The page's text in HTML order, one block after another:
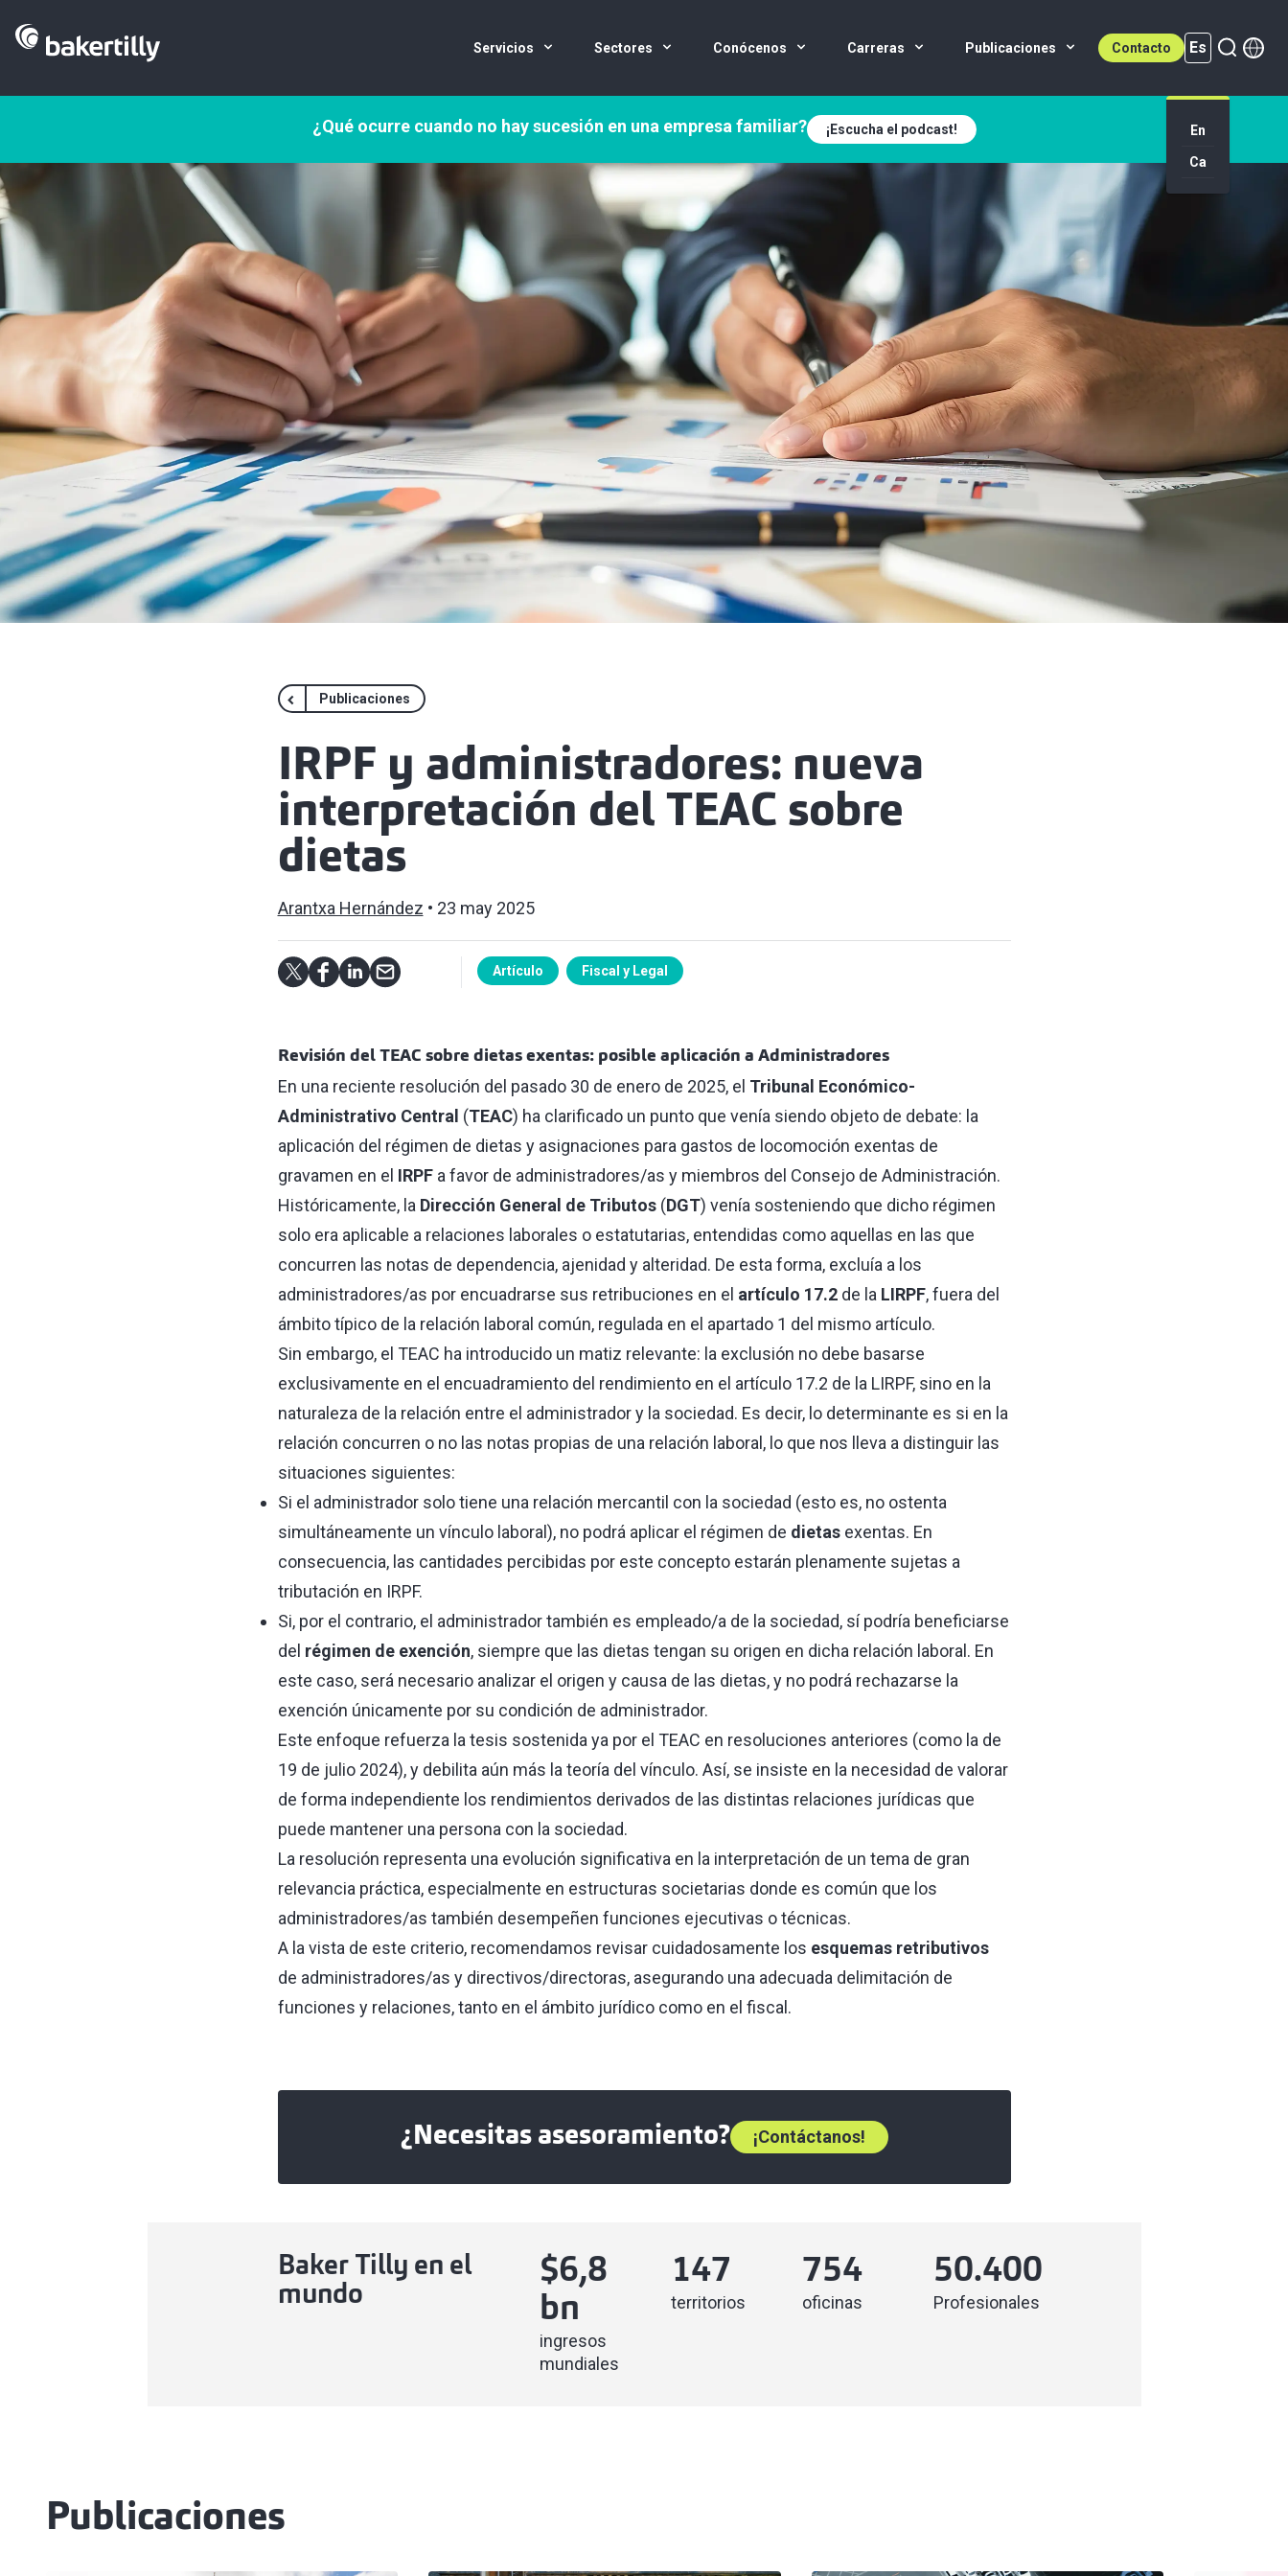
Servicios Sectores Conócenos Carreras Publicaciones Contacto Es
Es (active)
En
Ca
¿Qué ocurre cuando no hay sucesión en una empresa familiar? ¡Escucha el podcast!
Publicaciones
IRPF y administradores: nueva
interpretación del TEAC sobre
dietas
Arantxa Hernández 23 may 2025
Artículo Fiscal y Legal
Revisión del TEAC sobre dietas exentas: posible aplicación a Administradores
En una reciente resolución del pasado 30 de enero de 2025, el Tribunal Económico-
Administrativo Central (TEAC) ha clarificado un punto que venía siendo objeto de debate: la
aplicación del régimen de dietas y asignaciones para gastos de locomoción exentas de
gravamen en el IRPF a favor de administradores/as y miembros del Consejo de Administración.
Históricamente, la Dirección General de Tributos(DGT) venía sosteniendo que dicho régimen
solo era aplicable a relaciones laborales o estatutarias, entendidas como aquellas en las que
concurren las notas de dependencia, ajenidad y alteridad. De esta forma, excluía a los
administradores/as por encuadrarse sus retribuciones en el artículo 17.2de la LIRPF, fuera del
ámbito típico de la relación laboral común, regulada en el apartado 1 del mismo artículo.
Sin embargo, el TEAC ha introducido un matiz relevante: la exclusión no debe basarse
exclusivamente en el encuadramiento del rendimiento en el artículo 17.2 de la LIRPF, sino en la
naturaleza de la relación entre el administrador y la sociedad. Es decir, lo determinante es si en la
relación concurren o no las notas propias de una relación laboral, lo que nos lleva a distinguir las
situaciones siguientes:
Si el administrador solo tiene una relación mercantil con la sociedad (esto es, no ostenta
simultáneamente un vínculo laboral), no podrá aplicar el régimen de dietasexentas. En
consecuencia, las cantidades percibidas por este concepto estarán plenamente sujetas a
tributación en IRPF.
Si, por el contrario, el administrador también es empleado/a de la sociedad, sí podría beneficiarse
del régimen de exención, siempre que las dietas tengan su origen en dicha relación laboral. En
este caso, será necesario analizar el origen y causa de las dietas, y no podrá rechazarse la
exención únicamente por su condición de administrador.
Este enfoque refuerza la tesis sostenida ya por el TEAC en resoluciones anteriores (como la de
19 de julio 2024), y debilita aún más la teoría del vínculo. Así, se insiste en la necesidad de valorar
de forma independiente los rendimientos derivados de las distintas relaciones jurídicas que
puede mantener una persona con la sociedad.
La resolución representa una evolución significativa en la interpretación de un tema de gran
relevancia práctica, especialmente en estructuras societarias donde es común que los
administradores/as también desempeñen funciones ejecutivas o técnicas.
A la vista de este criterio, recomendamos revisar cuidadosamente los esquemas retributivos
de administradores/as y directivos/directoras, asegurando una adecuada delimitación de
funciones y relaciones, tanto en el ámbito jurídico como en el fiscal.
¿Necesitas asesoramiento? ¡Contáctanos!
Baker Tilly en el
mundo
$6,8
bn
ingresos
mundiales
147
territorios
754
oficinas
50.400
Profesionales
Publicaciones